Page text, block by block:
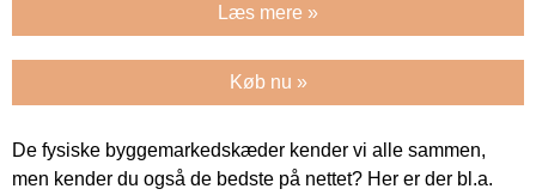
Læs mere »
Køb nu »
De fysiske byggemarkedskæder kender vi alle sammen,
men kender du også de bedste på nettet? Her er der bl.a.